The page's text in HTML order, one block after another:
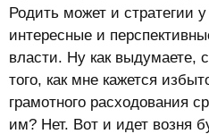
Родить может и стратегии
интересные и
власти. Ну как выдумаете,
того, как мне кажется
грамотного расходования
им? Нет. Вот и идет возня